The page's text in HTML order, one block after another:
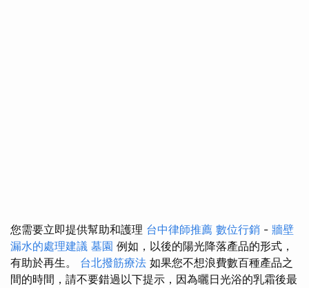
您需要立即提供幫助和護理 台中律師推薦 數位行銷 - 牆壁
漏水的處理建議 墓園 例如，以後的陽光降落產品的形式，
有助於再生。 台北撥筋療法 如果您不想浪費數百種產品之
間的時間，請不要錯過以下提示，因為曬日光浴的乳霜後最